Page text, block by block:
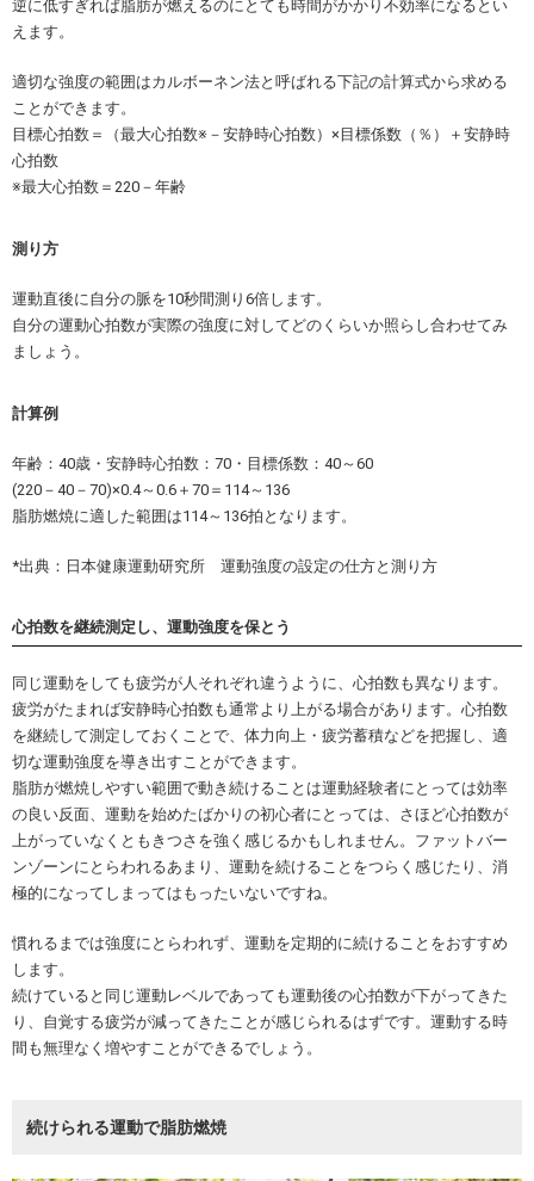
逆に低すぎれば脂肪が燃えるのにとても時間がかかり不効率になるとい
えます。
適切な強度の範囲はカルボーネン法と呼ばれる下記の計算式から求める
ことができます。
目標心拍数＝（最大心拍数※－安静時心拍数）×目標係数（％）＋安静時
心拍数
※最大心拍数＝220－年齢
測り方
運動直後に自分の脈を10秒間測り6倍します。
自分の運動心拍数が実際の強度に対してどのくらいか照らし合わせてみ
ましょう。
計算例
年齢：40歳・安静時心拍数：70・目標係数：40～60
(220－40－70)×0.4～0.6＋70＝114～136
脂肪燃焼に適した範囲は114～136拍となります。
*出典：日本健康運動研究所 運動強度の設定の仕方と測り方
心拍数を継続測定し、運動強度を保とう
同じ運動をしても疲労が人それぞれ違うように、心拍数も異なります。
疲労がたまれば安静時心拍数も通常より上がる場合があります。心拍数
を継続して測定しておくことで、体力向上・疲労蓄積などを把握し、適
切な運動強度を導き出すことができます。
脂肪が燃焼しやすい範囲で動き続けることは運動経験者にとっては効率
の良い反面、運動を始めたばかりの初心者にとっては、さほど心拍数が
上がっていなくともきつさを強く感じるかもしれません。ファットバー
ンゾーンにとらわれるあまり、運動を続けることをつらく感じたり、消
極的になってしまってはもったいないですね。
慣れるまでは強度にとらわれず、運動を定期的に続けることをおすすめ
します。
続けていると同じ運動レベルであっても運動後の心拍数が下がってきた
り、自覚する疲労が減ってきたことが感じられるはずです。運動する時
間も無理なく増やすことができるでしょう。
続けられる運動で脂肪燃焼